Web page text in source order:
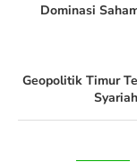
Dominasi
Geopolitik Timur